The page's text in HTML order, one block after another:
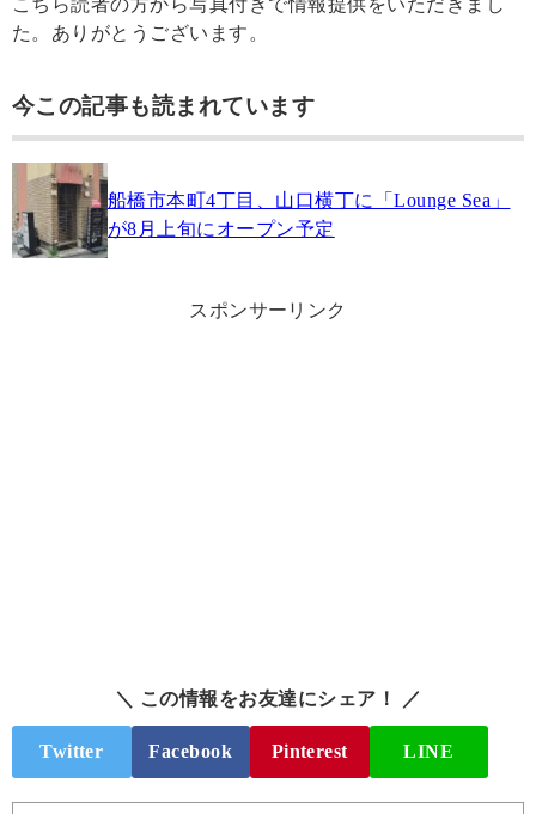
た。ありがとうございます。
今この記事も読まれています
船橋市本町4丁目、山口横丁に「Lounge Sea」
が8月上旬にオープン予定
スポンサーリンク
＼ この情報をお友達にシェア！ ／
Twitter Facebook Pinterest LINE